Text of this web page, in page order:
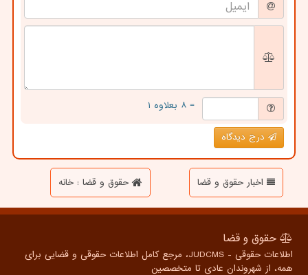
= ۸ بعلاوه ۱
درج دیدگاه
اخبار حقوق و قضا حقوق و قضا : خانه
حقوق و قضا
اطلاعات حقوقی - JUDCMS، مرجع کامل اطلاعات حقوقی و قضایی برای
همه، از شهروندان عادی تا متخصصین